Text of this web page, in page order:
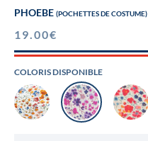
PHOEBE (POCHETTES DE COSTUME)
19.00€
COLORIS DISPONIBLE